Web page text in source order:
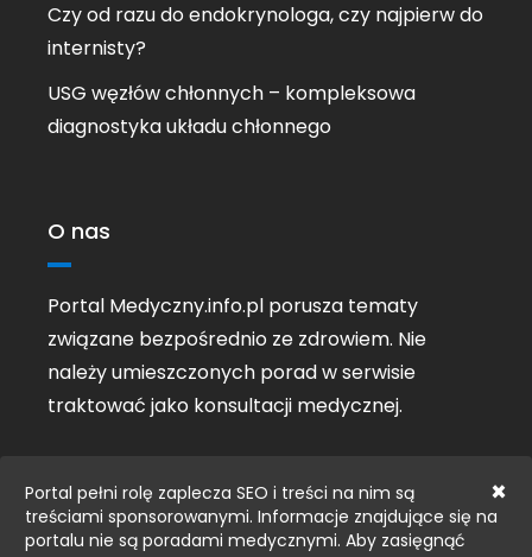
×
Portal pełni rolę zaplecza SEO i treści na nim są
treściami sponsorowanymi. Informacje znajdujące się na
portalu nie są poradami medycznymi. Aby zasięgnąć
Czy od razu do endokrynologa, czy najpierw do
internisty?
USG węzłów chłonnych – kompleksowa
diagnostyka układu chłonnego
O nas
Portal Medyczny.info.pl porusza tematy
związane bezpośrednio ze zdrowiem. Nie
należy umieszczonych porad w serwisie
traktować jako konsultacji medycznej.